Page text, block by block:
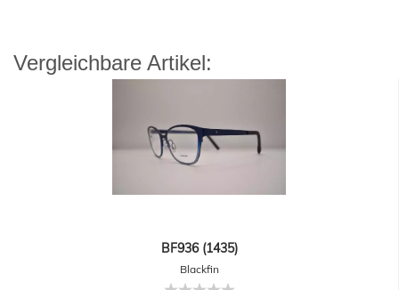
Vergleichbare Artikel:
BF936 (1435)
Blackfin